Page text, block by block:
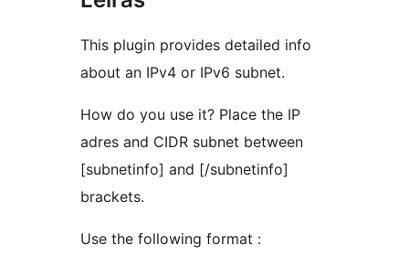
This plugin provides detailed info
about an IPv4 or IPv6 subnet.
How do you use it? Place the IP
adres and CIDR subnet between
[subnetinfo] and [/subnetinfo]
brackets.
Use the following format :